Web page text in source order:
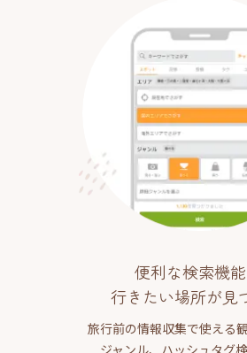
便利な検索機
行きたい場所が見
旅行前の情報収集で使える観